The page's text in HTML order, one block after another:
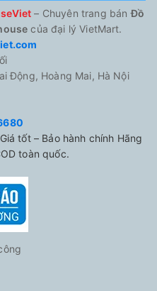
– Chuyên trang bánĐồ
của đại lý VietMart.
Động, Hoàng Mai, Hà Nội
tốt – Bảo hành chính Hãng
toàn quốc.